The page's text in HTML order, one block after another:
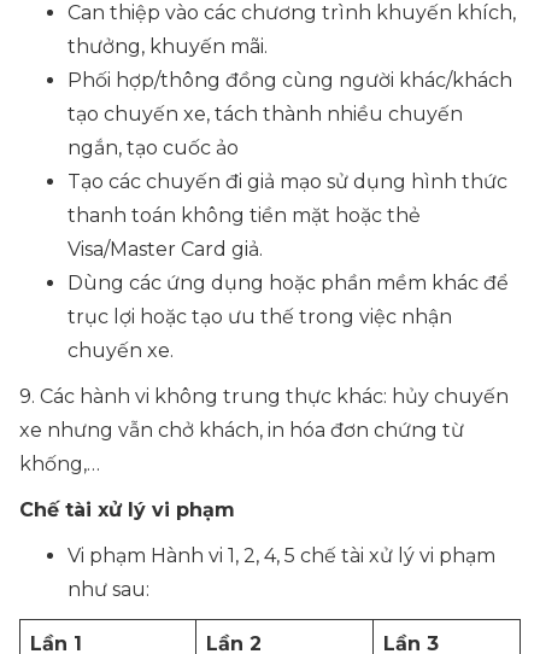
Can thiệp vào các chương trình khuyến khích,
thưởng, khuyến mãi.
Phối hợp/thông đồng cùng người khác/khách
tạo chuyến xe, tách thành nhiều chuyến
ngắn, tạo cuốc ảo
Tạo các chuyến đi giả mạo sử dụng hình thức
thanh toán không tiền mặt hoặc thẻ
Visa/Master Card giả.
Dùng các ứng dụng hoặc phần mềm khác để
trục lợi hoặc tạo ưu thế trong việc nhận
chuyến xe.
9. Các hành vi không trung thực khác: hủy chuyến
xe nhưng vẫn chở khách, in hóa đơn chứng từ
khống,…
Chế tài xử lý vi phạm
Vi phạm Hành vi 1, 2, 4, 5 chế tài xử lý vi phạm
như sau:
Lần 1 Lần 2 Lần 3